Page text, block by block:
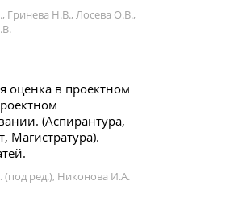
Гринева Н.В., Лосева О.В.,
оценка в проектном
(Аспирантура,
Магистратура).
ред.), Никонова И.А.